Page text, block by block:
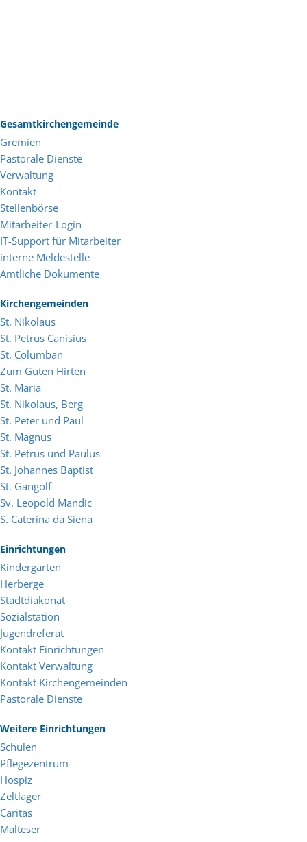
Gesamtkirchengemeinde
Gremien
Pastorale Dienste
Verwaltung
Kontakt
Stellenbörse
Mitarbeiter-Login
IT-Support für Mitarbeiter
interne Meldestelle
Amtliche Dokumente
Kirchengemeinden
St. Nikolaus
St. Petrus Canisius
St. Columban
Zum Guten Hirten
St. Maria
St. Nikolaus, Berg
St. Peter und Paul
St. Magnus
St. Petrus und Paulus
St. Johannes Baptist
St. Gangolf
Sv. Leopold Mandic
S. Caterina da Siena
Einrichtungen
Kindergärten
Herberge
Stadtdiakonat
Sozialstation
Jugendreferat
Kontakt Einrichtungen
Kontakt Verwaltung
Kontakt Kirchengemeinden
Pastorale Dienste
Weitere Einrichtungen
Schulen
Pflegezentrum
Hospiz
Zeltlager
Caritas
Malteser